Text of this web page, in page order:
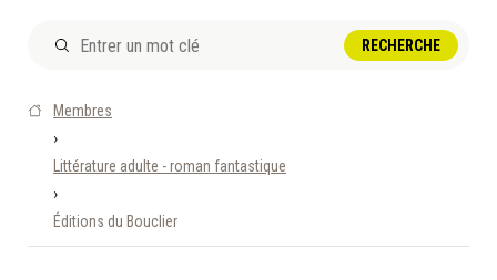
DOSSIERS ET ENJEUX
ÊTRE ÉDITEUR·TRICE
PERFECTIONNEMENT
ET SERVICES AUX MEMBRES
Membres
›
Littérature adulte - roman fantastique
›
Éditions du Bouclier